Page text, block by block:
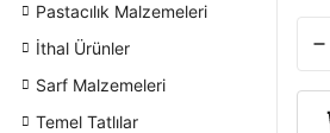
Pastacılık Malzemeleri
İthal Ürünler
Sarf Malzemeleri
Temel Tatlılar